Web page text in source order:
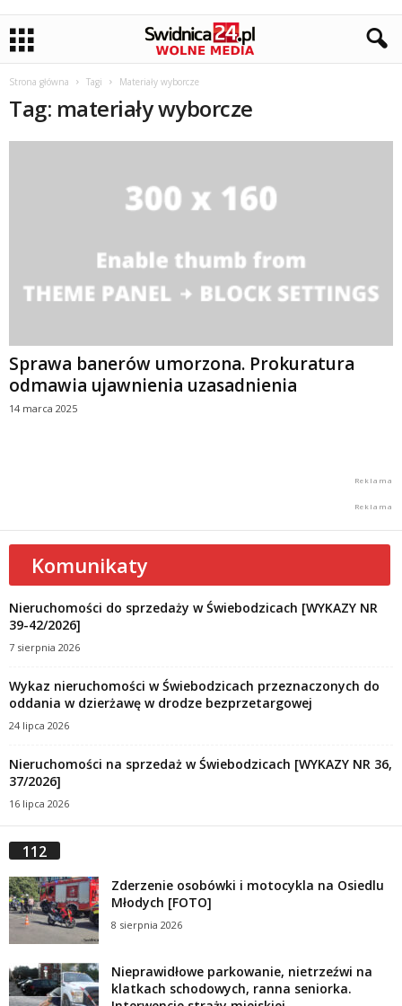
Strona główna Tagi Materiały wyborcze
Tag: materiały wyborcze
Sprawa banerów umorzona. Prokuratura
odmawia ujawnienia uzasadnienia
14 marca 2025
Komunikaty
Nieruchomości do sprzedaży w Świebodzicach [WYKAZY NR
39-42/2026]
7 sierpnia 2026
Wykaz nieruchomości w Świebodzicach przeznaczonych do
oddania w dzierżawę w drodze bezprzetargowej
24 lipca 2026
Nieruchomości na sprzedaż w Świebodzicach [WYKAZY NR 36,
37/2026]
16 lipca 2026
112
Zderzenie osobówki i motocykla na Osiedlu
Młodych [FOTO]
8 sierpnia 2026
Nieprawidłowe parkowanie, nietrzeźwi na
klatkach schodowych, ranna seniorka.